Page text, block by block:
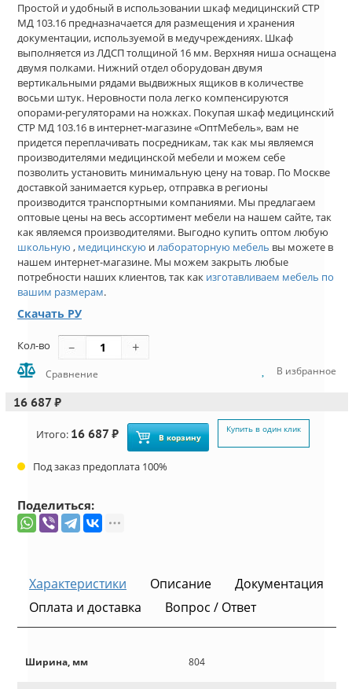
Простой и удобный в использовании шкаф медицинский СТР
МД 103.16 предназначается для размещения и хранения
документации, используемой в медучреждениях. Шкаф
выполняется из ЛДСП толщиной 16 мм. Верхняя ниша оснащена
двумя полками. Нижний отдел оборудован двумя
вертикальными рядами выдвижных ящиков в количестве
восьми штук. Неровности пола легко компенсируются
опорами-регуляторами на ножках. Покупая шкаф медицинский
СТР МД 103.16 в интернет-магазине «ОптМебель», вам не
придется переплачивать посредникам, так как мы являемся
производителями медицинской мебели и можем себе
позволить установить минимальную цену на товар. По Москве
доставкой занимается курьер, отправка в регионы
производится транспортными компаниями. Мы предлагаем
оптовые цены на весь ассортимент мебели на нашем сайте, так
как являемся производителями. Выгодно купить оптом любую
школьную , медицинскую илабораторную мебель вы можете в
нашем интернет-магазине. Мы можем закрыть любые
потребности наших клиентов, так как изготавливаем мебель по
вашим размерам.
Скачать РУ
Кол-во
Сравнение В избранное
16 687 ₽
Итого: 16 687 ₽ В корзину
Купить в один клик
Под заказ предоплата 100%
Поделиться:
Характеристики Описание
Документация
Оплата и доставка
Вопрос / Ответ
Ширина, мм 804